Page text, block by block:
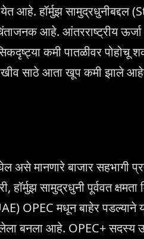
आहे. हॉर्मुझ
आहे. आंतरराष्ट्रीय
कमी पातळीवर पोहोचू
साठे आता खूप कमी झाले
मानणारे बाजार सहभागी
सामुद्रधुनी पूर्ववत क्षमता
OPEC मधून बाहेर पडल्याने
बनला आहे. OPEC+ सदस्य